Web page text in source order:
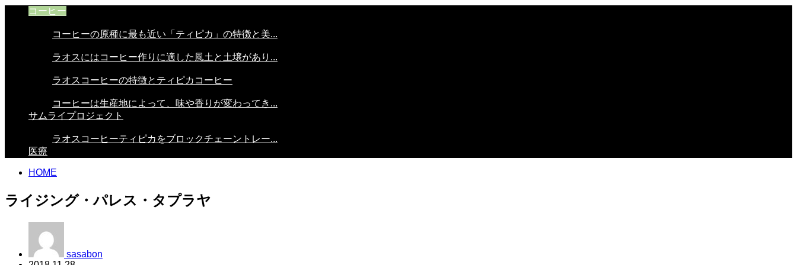
コーヒー
コーヒーの原種に最も近い「ティピカ」の特徴と美...
ラオスにはコーヒー作りに適した風土と土壌があり...
ラオスコーヒーの特徴とティピカコーヒー
コーヒーは生産地によって、味や香りが変わってき...
サムライプロジェクト
ラオスコーヒーティピカをブロックチェーントレー...
医療
HOME
ライジング・パレス・タプラヤ
sasabon